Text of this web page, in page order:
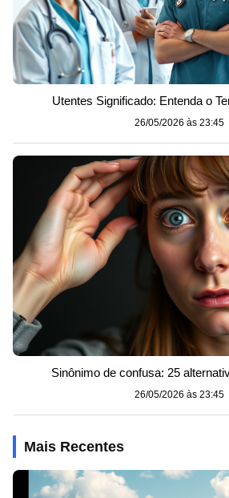
Utentes Significado: Entenda o
26/05/2026 às 23:45
Sinônimo de confusa: 25
26/05/2026 às 23:45
Mais Recentes